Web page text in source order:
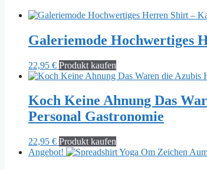
Galeriemode Hochwertiges
22,95 € Produkt kaufen
Koch Keine Ahnung Das
Personal Gastronomie
22,95 € Produkt kaufen
Angebot!